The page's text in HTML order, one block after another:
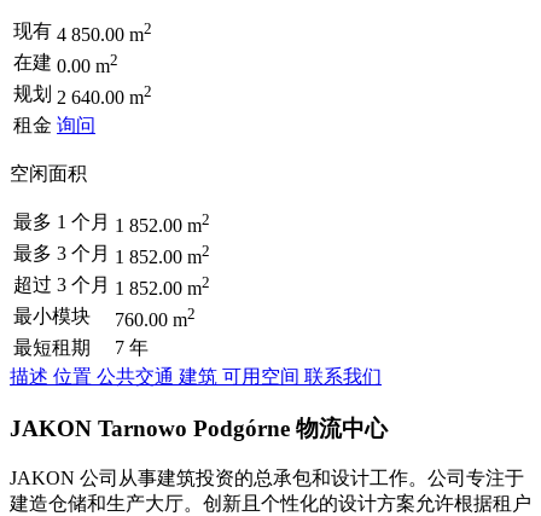
现有 4 850.00 m2
在建 0.00 m2
规划 2 640.00 m2
租金 询问
空闲面积
最多 1 个月 1 852.00 m2
最多 3 个月 1 852.00 m2
超过 3 个月 1 852.00 m2
最小模块 760.00 m2
最短租期
7 年
描述 位置 公共交通 建筑 可用空间 联系我们
JAKON Tarnowo Podgórne 物流中心
JAKON 公司从事建筑投资的总承包和设计工作。公司专注于
建造仓储和生产大厅。创新且个性化的设计方案允许根据租户